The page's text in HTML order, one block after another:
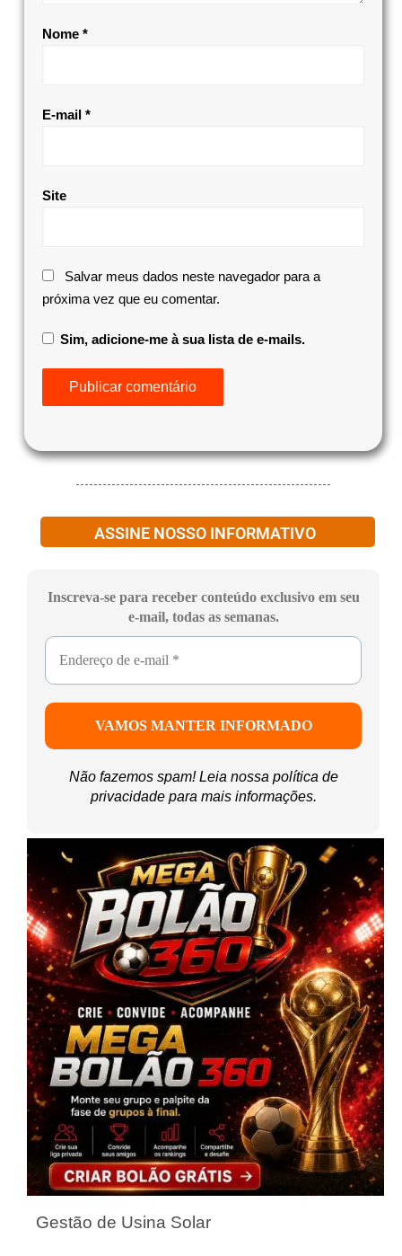
Nome *
E-mail *
Site
Salvar meus dados neste navegador para a
próxima vez que eu comentar.
Sim, adicione-me à sua lista de e-mails.
ASSINE NOSSO INFORMATIVO
Inscreva-se para receber conteúdo exclusivo em seu
e-mail, todas as semanas.
Não fazemos spam! Leia nossa política de
privacidadepara mais informações.
Gestão de Usina Solar